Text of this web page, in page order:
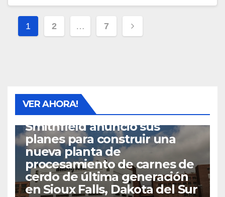
Posts
1 2 … 7
VER AHORA!
Smithfield anunció sus
planes para construir una
nueva planta de
procesamiento de carnes de
cerdo de última generación
en Sioux Falls, Dakota del Sur